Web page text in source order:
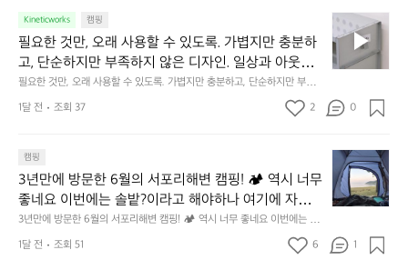
중
인
차
안
서
도
구
나
잠
에
기
까
는 균형감에서 출발했습니다.  그중에서도 슬림함에 철
저히 집착했습니다. 튼튼한 내구도와 넉넉한 수납력을
해치치 않는 선에서, 가장 가볍고 얇게 설계했습니다.
이 디자인과 사용감은, 꼭 직접 손으로 만져보며 경험
해 보시기를 바랍니다.
철저히 집착했습니다. 튼튼한 내구도와 넉넉한 수납력을 해치치 않는 선에
서, 가장 가볍고 얇게 설계했습니다.  이 디자인과 사용감은, 꼭 직접 손으로
만져보며 경험해 보시기를 바랍니다.
0
년
이
넘
군
지
의
초
기
품
Kineticworks 캠핑
필요한 것만, 오래 사용할 수 있도록. 가볍지만 충분하
고, 단순하지만 부족하지 않은 디자인. 일상과 아웃도
어의 경계를 자연스럽게 이어주는 RIDGE MOUNTAIN
GEAR. 키네틱웍스에서 만나보세요.
필요한 것만, 오래 사용할 수 있도록. 가볍지만 충분하고, 단순하지만 부족하
지 않은 디자인. 일상과 아웃도어의 경계를 자연스럽게 이어주는 RIDGE M
OUNTAIN GEAR. 키네틱웍스에서 만나보세요.
필
요
한
것
오
용
할
수
있
록.
1달 전 조회 37 2 0
캠핑
3년만에 방문한 6월의 서포리해변 캠핑! 🏕 역시 너무
좋네요 이번에는 솔밭?이라고 해야하나 여기에 자리를
잡았는데 정말 시원하고 경치도 좋네요  서해치고 물도
맑은편, 아이들도 놀기 좋고 1박 2일은 넘 짧게 느껴지
네요  .1박 1동 1만원 (수금은 7시쯤, 동네에서 관리) .수
3년만에 방문한 6월의 서포리해변 캠핑! 🏕 역시 너무 좋네요 이번에는 솔
밭?이라고 해야하나 여기에 자리를 잡았는데 정말 시원하고 경치도 좋네요
서해치고 물도 맑은편, 아이들도 놀기 좋고 1박 2일은 넘 짧게 느껴지네요  .
년
만
에
문
1달 전 조회 51 6 1